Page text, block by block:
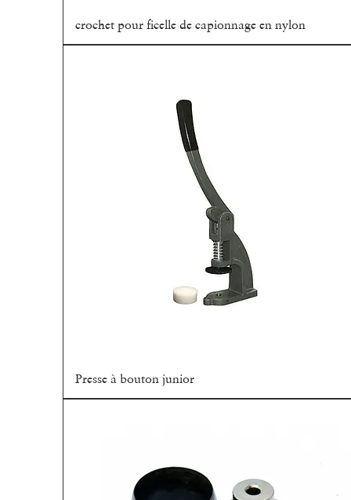
Aperçu rapide
crochet pour ficelle de capionnage en nylon
Aperçu rapide
Presse à bouton junior